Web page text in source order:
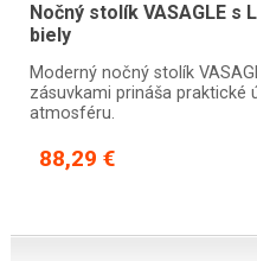
Nočný stolík VASAGLE s
biely
Moderný nočný stolík
zásuvkami prináša praktické
atmosféru.
88,29 €